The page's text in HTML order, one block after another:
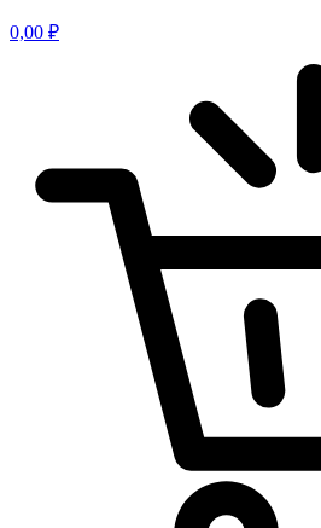
0,00 ₽